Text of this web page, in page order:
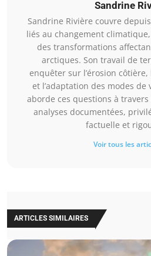
Sandrine
Sandrine Rivière couvre
liés au changement
des transformations
arctiques. Son travail de
enquêter sur l’érosion
et l’adaptation des modes
aborde ces questions à
analyses documentées,
factuelle et
Voir tous les
ARTICLES SIMILAIRES